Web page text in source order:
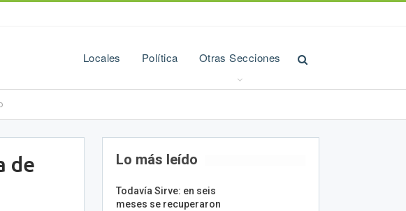
Locales Política Otras Secciones
de
Lo más leído
Todavía Sirve: en seis
meses se recuperaron